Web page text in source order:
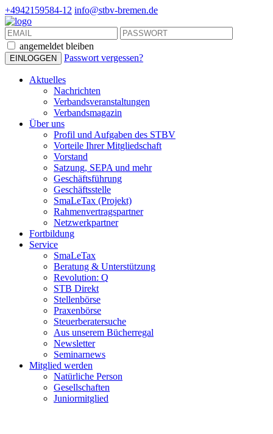
+4942159584-12 info@stbv-bremen.de
angemeldet bleiben
Passwort vergessen?
Aktuelles
Nachrichten
Verbandsveranstaltungen
Verbandsmagazin
Über uns
Profil und Aufgaben des STBV
Vorteile Ihrer Mitgliedschaft
Vorstand
Satzung, SEPA und mehr
Geschäftsführung
Geschäftsstelle
SmaLeTax (Projekt)
Rahmenvertragspartner
Netzwerkpartner
Fortbildung
Service
SmaLeTax
Beratung & Unterstützung
Revolution: Q
STB Direkt
Stellenbörse
Praxenbörse
Steuerberatersuche
Aus unserem Bücherregal
Newsletter
Seminarnews
Mitglied werden
Natürliche Person
Gesellschaften
Juniormitglied